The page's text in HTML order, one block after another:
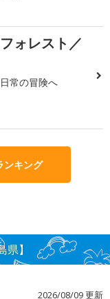
ォレスト／
常の冒険へ
ンキング
】
2026/08/09 更新